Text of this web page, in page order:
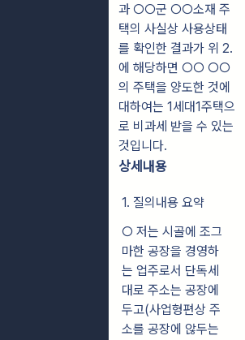
과 ○○군 ○○소재 주
택의 사실상 사용상태
를 확인한 결과가 위 2.
에 해당하면 ○○ ○○
의 주택을 양도한 것에
대하여는 1세대1주택으
로 비과세 받을 수 있는
것입니다.
상세내용
1. 질의내용 요약
○ 저는 시골에 조그
마한 공장을 경영하
는 업주로서 단독세
대로 주소는 공장에
두고(사업형편상 주
소를 공장에 않두는